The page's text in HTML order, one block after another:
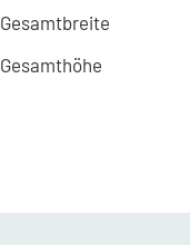
Gesamtbreite
Gesamthöhe